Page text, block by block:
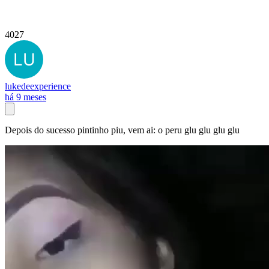
4027
lukedeexperience
há 9 meses
Depois do sucesso pintinho piu, vem ai: o peru glu glu glu glu